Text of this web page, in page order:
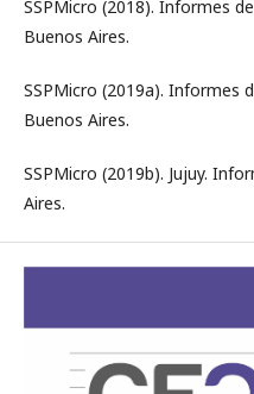
SSPMicro (2018). Informes
Buenos Aires.
SSPMicro (2019a). Informes
Buenos Aires.
SSPMicro (2019b). Jujuy.
Aires.